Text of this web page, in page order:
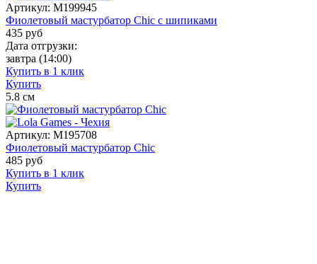
Артикул: M199945
Фиолетовый мастурбатор Chic с шипиками
435 руб
Дата отгрузки:
завтра (14:00)
Купить в 1 клик
Купить
5.8 см
Артикул: M195708
Фиолетовый мастурбатор Chic
485 руб
Купить в 1 клик
Купить